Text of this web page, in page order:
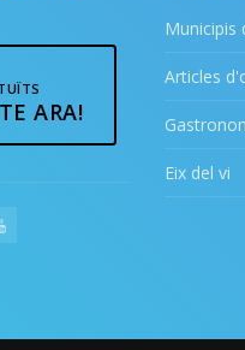
ARA!
Municipis
Articles
Eix del vi